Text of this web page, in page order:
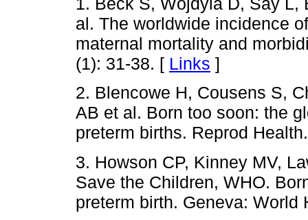
al. The worldwide incidence
maternal mortality and
(1): 31-38. [ Links ]
2. Blencowe H, Cousens S,
AB et al. Born too soon: the
preterm births. Reprod
3. Howson CP, Kinney MV,
Save the Children, WHO.
preterm birth. Geneva: